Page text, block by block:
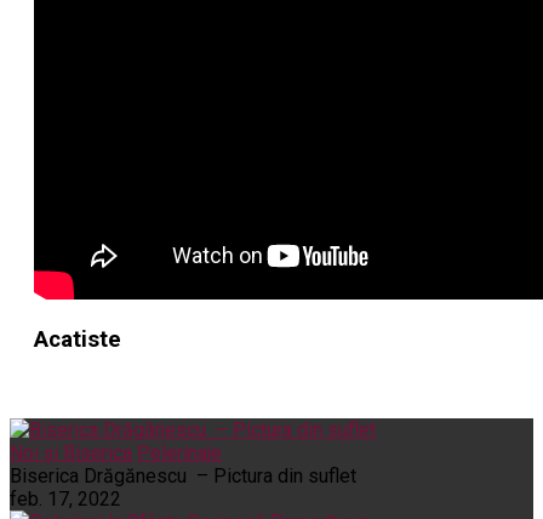
Acatiste
Noi și Biserica Pelerinaje
Biserica Drăgănescu – Pictura din suflet
feb. 17, 2022